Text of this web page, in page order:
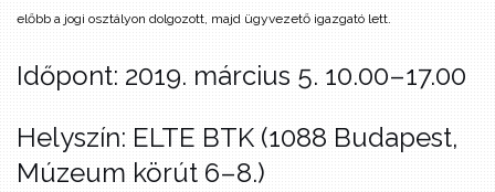
előbb a jogi osztályon dolgozott, majd ügyvezető igazgató lett.
Időpont: 2019. március 5. 10.00–17.00
Helyszín: ELTE BTK (1088 Budapest,
Múzeum körút 6–8.)